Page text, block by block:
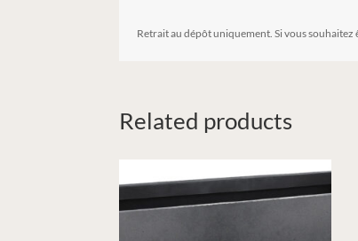
Retrait au dépôt uniquement. Si vous
Related products